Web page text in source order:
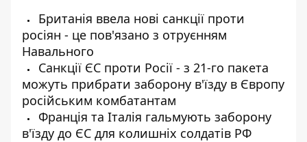
Британія ввела нові санкції проти
росіян - це пов'язано з отруєнням
Навального
Санкції ЄС проти Росії - з 21-го пакета
можуть прибрати заборону в'їзду в Європу
російським комбатантам
Франція та Італія гальмують заборону
в'їзду до ЄС для колишніх солдатів РФ